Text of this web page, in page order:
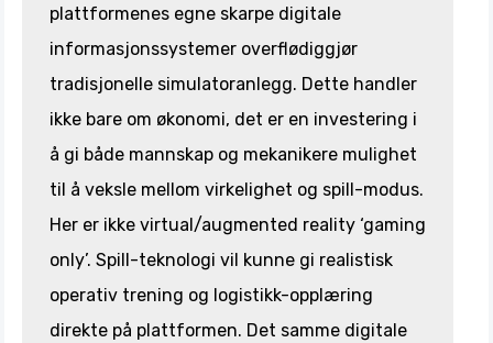
plattformenes egne skarpe digitale
informasjonssystemer overflødiggjør
tradisjonelle simulatoranlegg. Dette handler
ikke bare om økonomi, det er en investering i
å gi både mannskap og mekanikere mulighet
til å veksle mellom virkelighet og spill-modus.
Her er ikke virtual/augmented reality ‘gaming
only’. Spill-teknologi vil kunne gi realistisk
operativ trening og logistikk-opplæring
direkte på plattformen. Det samme digitale